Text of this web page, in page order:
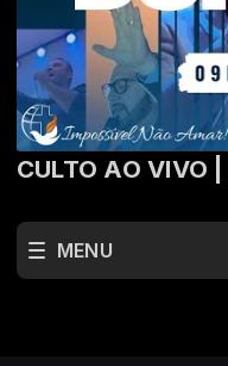
CULTO AO VIVO
MENU